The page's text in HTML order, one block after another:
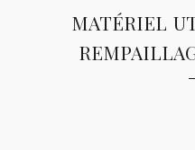
matériel